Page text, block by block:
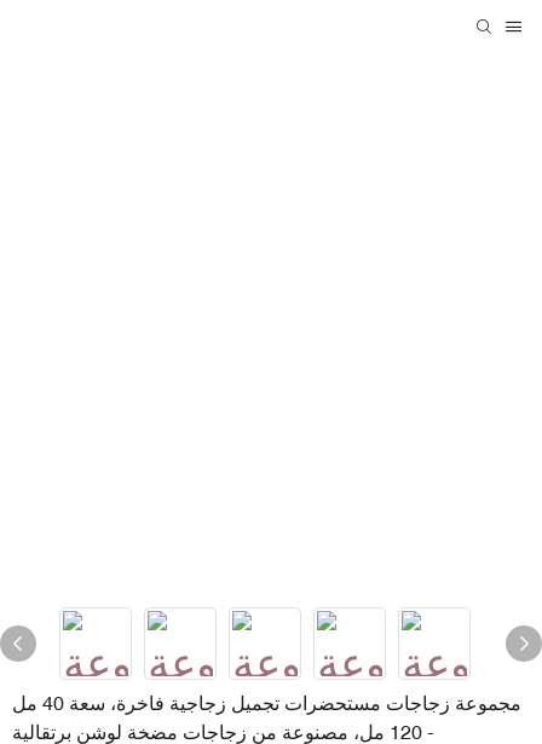
مجموعة زجاجات مستحضرات تجميل زجاجية فاخرة، سعة 40 مل
- 120 مل، مصنوعة من زجاجات مضخة لوشن برتقالية